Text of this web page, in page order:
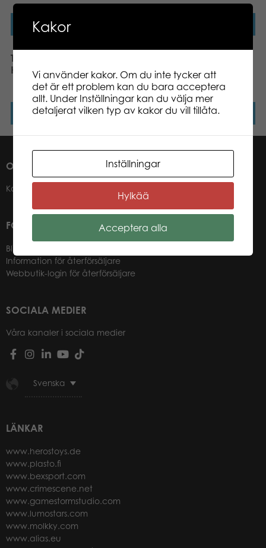
Läs mer
Tactic Puzzle Lovers Wild
Horses 1000 pcs pussel
Läs mer
Dashing Dachshunds
1000 pcs pussel
Läs mer
OM OSS
Kontakter
FÖR VÅRA ÅTERFÖRSÄLJARE
Bli återförsäljare
Information för återförsäljare
Webbutik-login för återförsäljare
SOCIALA MEDIER
Våra kanaler i sociala medier
Svenska
LÄNKAR
www.herostoys.de
www.plasto.fi
www.bexsport.com
www.crimescene.net
www.gamestormstudio.com
www.lumostars.com
www.molkky.com
www.alias.eu
Kakor
Vi använder kakor. Om du inte tycker att
det är ett problem kan du bara acceptera
allt. Under Inställningar kan du välja mer
detaljerat vilken typ av kakor du vill tillåta.
Inställningar
Hylkää
Acceptera alla